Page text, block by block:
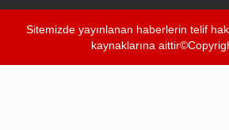
Sitemizde yayınlanan haberlerin telif
kaynaklarına